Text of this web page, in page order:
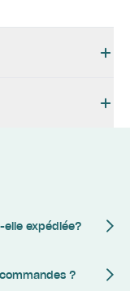
expédiée?
?